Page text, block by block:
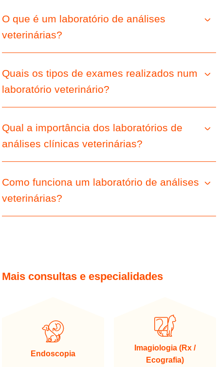
O que é um laboratório de análises
veterinárias?
Quais os tipos de exames realizados num
laboratório veterinário?
Qual a importância dos laboratórios de
análises clínicas veterinárias?
Como funciona um laboratório de análises
veterinárias?
Mais consultas e especialidades
Endoscopia
Imagiologia (Rx /
Ecografia)